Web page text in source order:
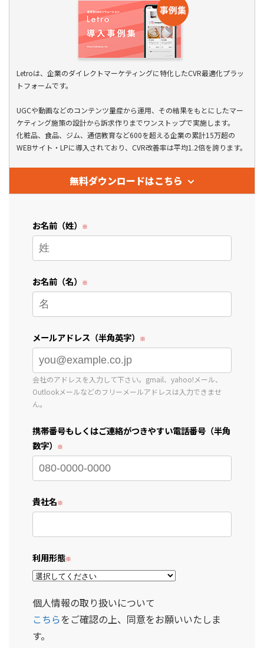
Letroは、企業のダイレクトマーケティングに特化したCVR最適化プラッ
トフォームです。
UGCや動画などのコンテンツ量産から運用、その結果をもとにしたマー
ケティング施策の設計から訴求作りまでワンストップで実施します。
化粧品、食品、ジム、通信教育など600を超える企業の累計15万超の
WEBサイト・LPに導入されており、CVR改善率は平均1.2倍を誇ります。
無料ダウンロードはこちら
お名前（姓）
お名前（名）
メールアドレス（半角英字）
会社のアドレスを入力して下さい。gmail、yahoo!メール、
Outlookメールなどのフリーメールアドレスは入力できませ
ん。
携帯番号もしくはご連絡がつきやすい電話番号（半角
数字）
貴社名
利用形態
個人情報の取り扱いについて
こちらをご確認の上、同意をお願いいたしま
す。